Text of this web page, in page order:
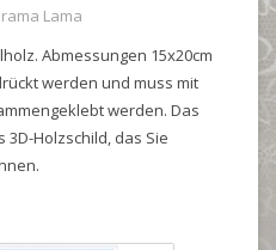
Lama
Abmessungen 15x20cm
werden und muss mit
werden. Das
Holzschild, das Sie